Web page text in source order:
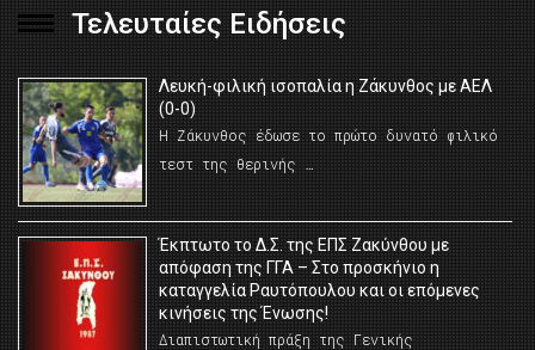
Τελευταίες Ειδήσεις
Λευκή-φιλική ισοπαλία η Ζάκυνθος με ΑΕΛ
(0-0)
Η Ζάκυνθος έδωσε το πρώτο δυνατό φιλικό
τεστ της θερινής …
Έκπτωτο το Δ.Σ. της ΕΠΣ Ζακύνθου με
απόφαση της ΓΓΑ – Στο προσκήνιο η
καταγγελία Ραυτόπουλου και οι επόμενες
κινήσεις της Ένωσης!
Διαπιστωτική πράξη της Γενικής